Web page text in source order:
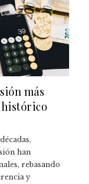
más
histórico
han
rebasando
y